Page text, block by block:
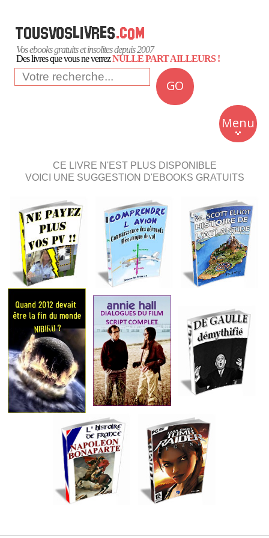
Vos ebooks gratuits et insolites depuis 2007
Des livres que vous ne verrezNULLE PART AILLEURS !
GO
Menu
Insolite
Business
Romans
Quotidien
CE LIVRE N'EST PLUS DISPONIBLE
VOICI UNE SUGGESTION D'EBOOKS GRATUITS